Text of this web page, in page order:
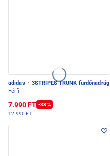
adidas · 3STRIPES TRUNK fürdőnadrág
Férfi
7.990 FT -38 %
12.990 FT